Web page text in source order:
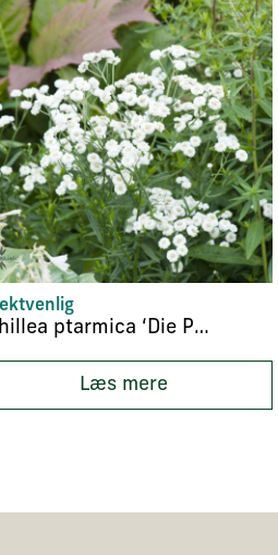
Achillea ptarmica ‘Die Perle’
Læs mere